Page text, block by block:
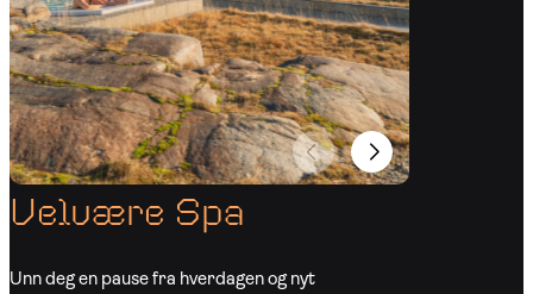
Velvære Spa
Unn deg en pause fra hverdagen og nyt